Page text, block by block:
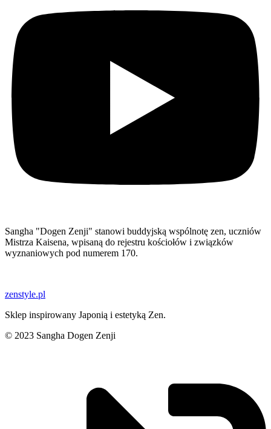
Sangha "Dogen Zenji" stanowi buddyjską wspólnotę zen, uczniów
Mistrza Kaisena, wpisaną do rejestru kościołów i związków
wyznaniowych pod numerem 170.
zenstyle.pl
Sklep inspirowany Japonią i estetyką Zen.
© 2023 Sangha Dogen Zenji